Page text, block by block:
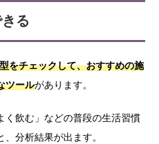
る
をチェックして、おすすめの施
ツールがあります。
く飲む」などの普段の生活習慣
分析結果が出ます。